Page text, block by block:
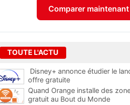
Comparer maintenant
TOUTE L'ACTU
Disney+ annonce étudier le
offre gratuite
Quand Orange installe des
gratuit au Bout du Monde